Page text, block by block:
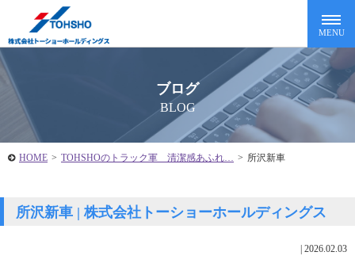
ブログ
BLOG
HOME > TOHSHOのトラック軍 清潔感あふれ… > 所沢新車
所沢新車 | 株式会社トーショーホールディングス
2026.02.03